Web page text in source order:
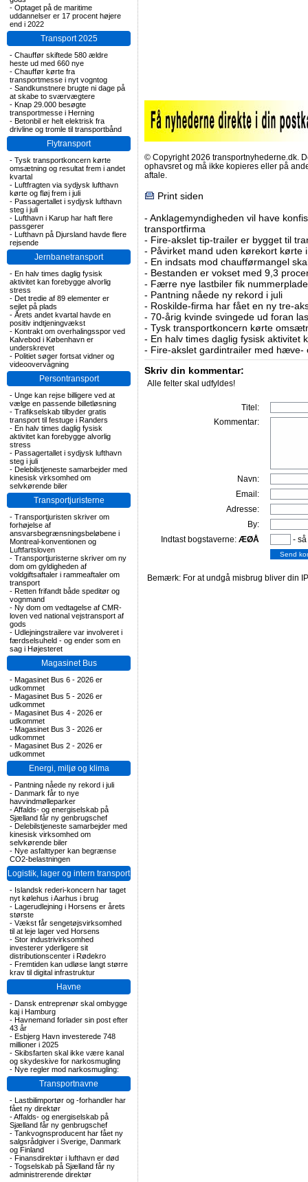
- Optaget på de maritime
uddannelser er 17 procent højere
end i 2022
Transport 2025
- Chauffør skiftede 580 ældre
heste ud med 660 nye
- Chauffør kørte fra
transportmesse i nyt vogntog
- Sandkunstnere brugte ni dage på
at skabe to sværvægtere
- Knap 29.000 besøgte
transportmesse i Herning
- Betonbil er helt elektrisk fra
drivline og tromle til transportbånd
Flytransport
- Tysk transportkoncern kørte
omsætning og resultat frem i andet
kvartal
- Luftfragten via sydjysk lufthavn
kørte og fløj frem i juli
- Passagertallet i sydjysk lufthavn
steg i juli
- Lufthavn i Karup har haft flere
passgerer
- Lufthavn på Djursland havde flere
rejsende
Jernbanetransport
- En halv times daglig fysisk
aktivitet kan forebygge alvorlig
stress
- Det tredie af 89 elementer er
sejlet på plads
- Årets andet kvartal havde en
positiv indtjeningvækst
- Kontrakt om overhalingsspor ved
Kalvebod i København er
underskrevet
- Politiet søger fortsat vidner og
videoovervågning
Persontransport
- Unge kan rejse billigere ved at
vælge en passende billetløsning
- Trafikselskab tilbyder gratis
transport til festuge i Randers
- En halv times daglig fysisk
aktivitet kan forebygge alvorlig
stress
- Passagertallet i sydjysk lufthavn
steg i juli
- Delebilstjeneste samarbejder med
kinesisk virksomhed om
selvkørende biler
Transportjuristerne
- Transportjuristen skriver om
forhøjelse af
ansvarsbegrænsningsbeløbene i
Montreal-konventionen og
Luftfartsloven
- Transportjuristerne skriver om ny
dom om gyldigheden af
voldgiftsaftaler i rammeaftaler om
transport
- Retten frifandt både speditør og
vognmand
- Ny dom om vedtagelse af CMR-
loven ved national vejstransport af
gods
- Udlejningstrailere var involveret i
færdselsuheld - og ender som en
sag i Højesteret
Magasinet Bus
- Magasinet Bus 6 - 2026 er
udkommet
- Magasinet Bus 5 - 2026 er
udkommet
- Magasinet Bus 4 - 2026 er
udkommet
- Magasinet Bus 3 - 2026 er
udkommet
- Magasinet Bus 2 - 2026 er
udkommet
Energi, miljø og klima
- Pantning nåede ny rekord i juli
- Danmark får to nye
havvindmølleparker
-Affalds- og energiselskab på
Sjælland får ny genbrugschef
- Delebilstjeneste samarbejder med
kinesisk virksomhed om
selvkørende biler
- Nye asfalttyper kan begrænse
CO2-belastningen
Logistik, lager og intern transport
- Islandsk rederi-koncern har taget
nyt kølehus i Aarhus i brug
- Lagerudlejning i Horsens er årets
største
- Vækst får sengetøjsvirksomhed
til at leje lager ved Horsens
- Stor industrivirksomhed
investerer yderligere sit
distributionscenter i Rødekro
- Fremtiden kan udløse langt større
krav til digital infrastruktur
Havne
- Dansk entreprenør skal ombygge
kaj i Hamburg
- Havnemand forlader sin post efter
43 år
- Esbjerg Havn investerede 748
millioner i 2025
- Skibsfarten skal ikke være kanal
og skydeskive for narkosmugling
- Nye regler mod narkosmugling:
Transportnavne
- Lastbilimportør og -forhandler har
fået ny direktør
-Affalds- og energiselskab på
Sjælland får ny genbrugschef
- Tankvognsproducent har fået ny
salgsrådgiver i Sverige, Danmark
og Finland
- Finansdirektør i lufthavn er død
- Togselskab på Sjælland får ny
administrerende direktør
© Copyright 2026 transportnyhederne.dk.
ophavsret og må ikke kopieres eller på
aftale.
Print siden
- Anklagemyndigheden vil have
transportfirma
- Fire-akslet tip-trailer er bygget til
- Påvirket mand uden kørekort kørte
- En indsats mod chaufførmangel
- Bestanden er vokset med 9,3
- Færre nye lastbiler fik
- Pantning nåede ny rekord i juli
- Roskilde-firma har fået en ny tre-
- 70-årig kvinde svingede ud foran
- Tysk transportkoncern kørte
- En halv times daglig fysisk aktivitet
- Fire-akslet gardintrailer med hæve-
Skriv din kommentar:
Alle felter skal udfyldes!
Titel:
Kommentar:
Navn:
Email:
Adresse:
By:
Indtast bogstaverne: ÆØÅ -
Bemærk: For at undgå misbrug bliver din